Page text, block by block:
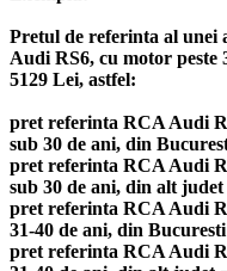
Pretul de referinta al
Audi RS6, cu motor peste
5129 Lei, astfel:
pret referinta RCA Audi
sub 30 de ani, din
pret referinta RCA Audi
sub 30 de ani, din alt
pret referinta RCA Audi
31-40 de ani, din
pret referinta RCA Audi